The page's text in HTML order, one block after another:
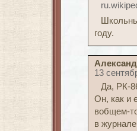
году.
13
Да, РК-
Он, как и
вобщем-
в